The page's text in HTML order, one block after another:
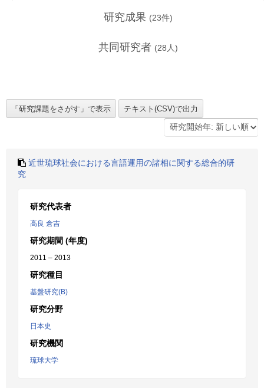
研究成果 (23件)
共同研究者 (28 人)
近世琉球社会における言語運用の諸相に関する総合的研
究
研究代表者
高良 倉吉
研究期間 (年度)
2011 – 2013
研究種目
基盤研究(B)
研究分野
日本史
研究機関
琉球大学